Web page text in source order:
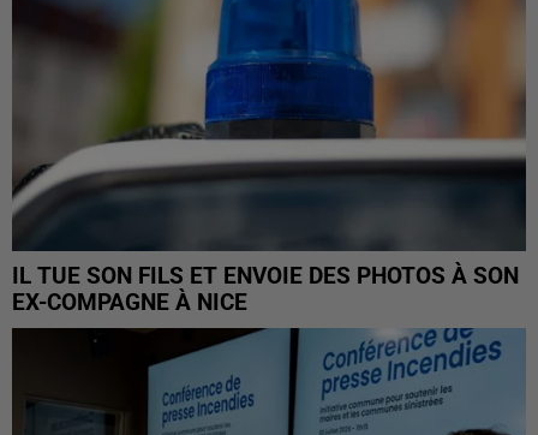
IL TUE SON FILS ET ENVOIE DES PHOTOS À SON
EX-COMPAGNE À NICE